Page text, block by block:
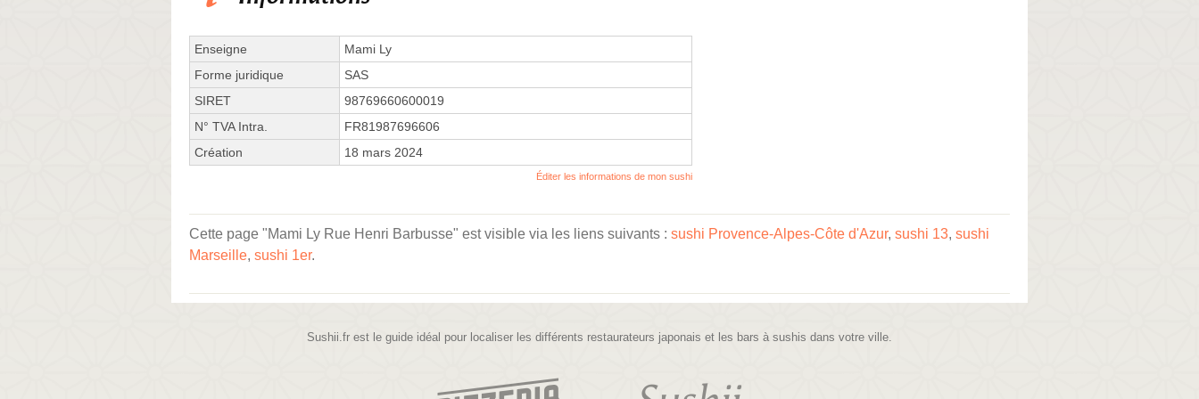
Enseigne
Mami Ly
Forme juridique
SAS
SIRET
98769660600019
N° TVA Intra.
FR81987696606
Création
18 mars 2024
Éditer les informations de mon sushi
Cette page "Mami Ly Rue Henri Barbusse" est visible via les liens suivants : sushi Provence-Alpes-Côte d'Azur, sushi 13, sushi
Marseille, sushi 1er.
Sushii.fr est le guide idéal pour localiser les différents restaurateurs japonais et les bars à sushis dans votre ville.